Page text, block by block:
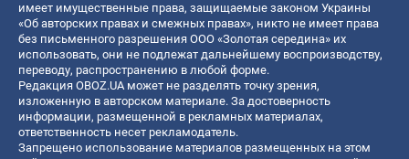
имеет имущественные права, защищаемые законом Украины
«Об авторских правах и смежных правах», никто не имеет права
без письменного разрешения ООО «Золотая середина» их
использовать, они не подлежат дальнейшему воспроизводству,
переводу, распространению в любой форме.
Редакция OBOZ.UA может не разделять точку зрения,
изложенную в авторском материале. За достоверность
информации, размещенной в рекламных материалах,
ответственность несет рекламодатель.
Запрещено использование материалов размещенных на этом